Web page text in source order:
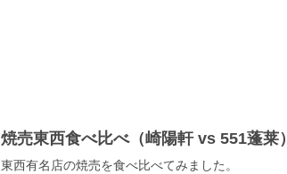
焼売東西食べ比べ（崎陽軒 vs 551蓬莱）
東西有名店の焼売を食べ比べてみました。